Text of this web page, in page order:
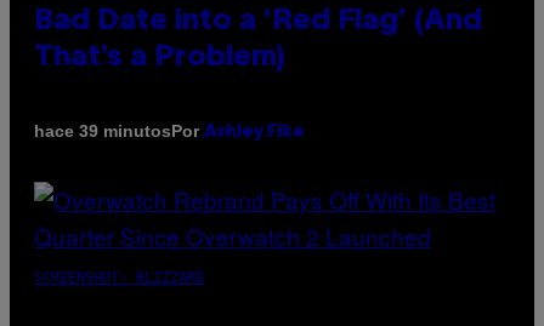
Bad Date into a ‘Red Flag’ (And
That’s a Problem)
hace 39 minutosPor Ashley Fike
SCREENSHOT: BLIZZARD